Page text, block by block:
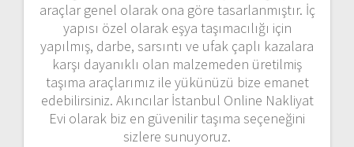
araçlar genel olarak ona göre tasarlanmıştır. İç
yapısı özel olarak eşya taşımacılığı için
yapılmış, darbe, sarsıntı ve ufak çaplı kazalara
karşı dayanıklı olan malzemeden üretilmiş
taşıma araçlarımız ile yükünüzü bize emanet
edebilirsiniz. Akıncılar İstanbul Online Nakliyat
Evi olarak biz en güvenilir taşıma seçeneğini
sizlere sunuyoruz.